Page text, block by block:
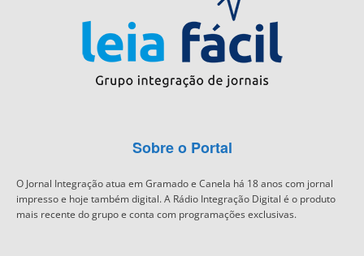
Sobre o Portal
O Jornal Integração atua em Gramado e Canela há 18 anos com jornal
impresso e hoje também digital. A Rádio Integração Digital é o produto
mais recente do grupo e conta com programações exclusivas.